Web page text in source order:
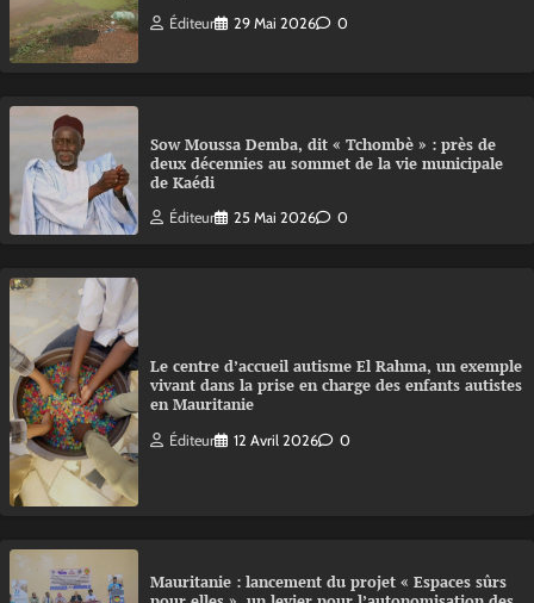
Éditeur 29 Mai 2026 0
Sow Moussa Demba, dit « Tchombè » : près de
deux décennies au sommet de la vie municipale
de Kaédi
Éditeur 25 Mai 2026 0
Le centre d’accueil autisme El Rahma, un exemple
vivant dans la prise en charge des enfants autistes
en Mauritanie
Éditeur 12 Avril 2026 0
Mauritanie : lancement du projet « Espaces sûrs